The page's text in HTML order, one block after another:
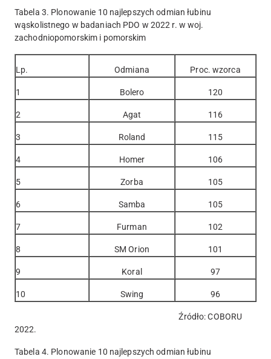
Tabela 3. Plonowanie 10 najlepszych odmian łubinu
wąskolistnego w badaniach PDO w 2022 r. w woj.
zachodniopomorskim i pomorskim
Lp. Odmiana Proc. wzorca
1 Bolero 120
2 Agat 116
3 Roland 115
4 Homer 106
5 Zorba 105
6 Samba 105
7 Furman 102
8 SM Orion 101
9 Koral 97
10 Swing 96
Źródło: COBORU
2022.
Tabela 4. Plonowanie 10 najlepszych odmian łubinu